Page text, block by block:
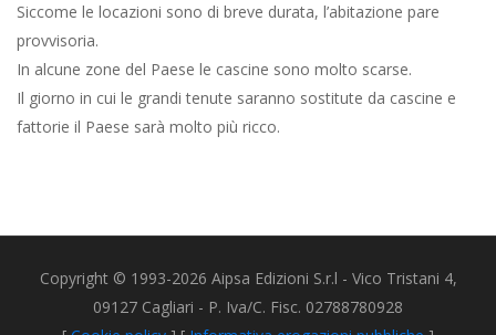
Siccome le locazioni sono di breve durata, l’abitazione pare
provvisoria.
In alcune zone del Paese le cascine sono molto scarse.
Il giorno in cui le grandi tenute saranno sostitute da cascine e
fattorie il Paese sarà molto più ricco.
Copyright © 1993-2026 Aipsa Edizioni S.r.l - Vico Tristani 4,
09127 Cagliari - P. Iva/C. Fisc. 02788780928